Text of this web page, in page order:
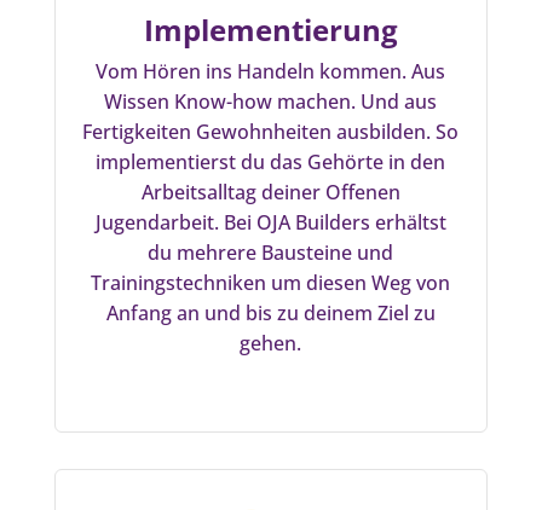
Implementierung
Vom Hören ins Handeln kommen. Aus
Wissen Know-how machen. Und aus
Fertigkeiten Gewohnheiten ausbilden. So
implementierst du das Gehörte in den
Arbeitsalltag deiner Offenen
Jugendarbeit. Bei OJA Builders erhältst
du mehrere Bausteine und
Trainingstechniken um diesen Weg von
Anfang an und bis zu deinem Ziel zu
gehen.